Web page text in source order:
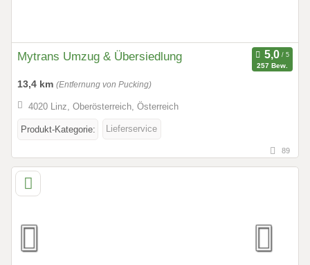
Mytrans Umzug & Übersiedlung
257 Bew.
13,4 km (Entfernung von Pucking)
4020 Linz, Oberösterreich, Österreich
Produkt-Kategorie: Lieferservice
89